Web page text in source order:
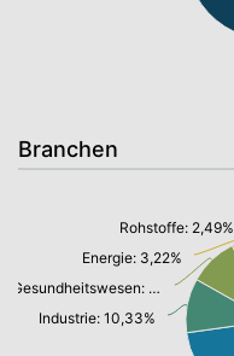
Branchen
Industrie: 10,33%
Gesundheitswesen: 9,32%
Energie: 3,22%
Rohstoffe: 2,49%